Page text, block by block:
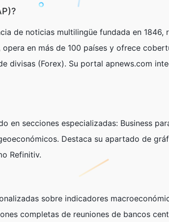
de noticias multilingüe fundada en
opera en más de 100 países y ofrece
divisas (Forex). Su portal apnews.com
en secciones especializadas: Business
Destaca su apartado de
Refinitiv.
sobre indicadores
completas de reuniones de bancos